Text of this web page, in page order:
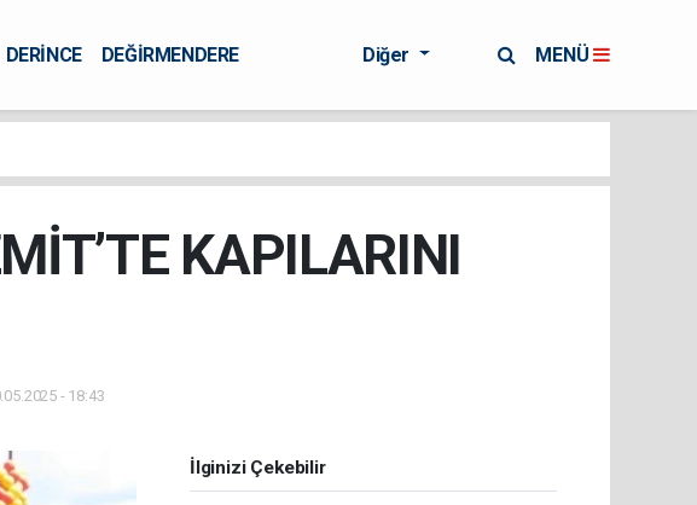
DERİNCE
DEĞİRMENDERE
Diğer MENÜ
KAPILARINI
- 18:43
İlginizi Çekebilir